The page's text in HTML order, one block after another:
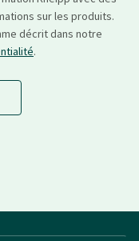
sur les produits.
décrit dans notre
.